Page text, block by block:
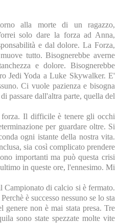
alla morte di un ragazzo,
solo dare la forza ad Anna,
e dal dolore. La Forza,
tutto. Bisognerebbe averne
e dolore. Bisognerebbe
Jedi Yoda a Luke Skywalker. E'
Ci vuole pazienza e bisogna
passare dall'altra parte, quella del
Il difficile è tenere gli occhi
per guardare oltre. Si
ogni istante della nostra vita.
sia così complicato prendere
importanti ma può questa crisi
in queste ore, l'ennesimo. Mi
di calcio si è fermato.
è successo nessuno se lo sta
genere non è mai stata presa. Tre
sono state spezzate molte vite